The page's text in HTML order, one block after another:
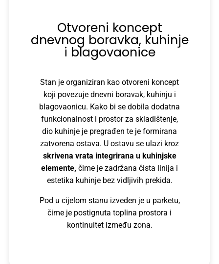
Otvoreni koncept
dnevnog boravka, kuhinje
i blagovaonice
Stan je organiziran kao otvoreni koncept
koji povezuje dnevni boravak, kuhinju i
blagovaonicu. Kako bi se dobila dodatna
funkcionalnost i prostor za skladištenje,
dio kuhinje je pregrađen te je formirana
zatvorena ostava. U ostavu se ulazi kroz
skrivena vrata integrirana u kuhinjske
elemente, čime je zadržana čista linija i
estetika kuhinje bez vidljivih prekida.
Pod u cijelom stanu izveden je u parketu,
čime je postignuta toplina prostora i
kontinuitet između zona.